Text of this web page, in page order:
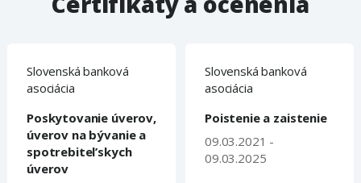
Slovenská banková
asociácia
Poskytovanie úverov,
úverov na bývanie a
spotrebitel’skych
úverov
Slovenská banková
asociácia
Poistenie a zaistenie
09.03.2021 -
09.03.2025